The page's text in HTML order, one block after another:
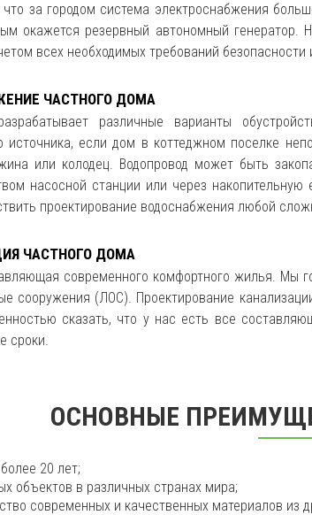
что за городом система электроснабжения
окажется резервный автономный генератор.
всех необходимых требований безопасности
ЧАСТНОГО ДОМА
различные варианты
источника, если дом в коттеджном поселке
или колодец. Водопровод может быть
насосной станции или через
проектирование водоснабжения любой
ЧАСТНОГО ДОМА
современного комфортного жилья. Мы
сооружения (ЛОС). Проектирование
сказать, что у нас есть все
сроки.
ОСНОВНЫЕ
20 лет;
объектов в различных странах мира;
современных и качественных материалов из